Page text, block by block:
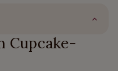
Cupcake-